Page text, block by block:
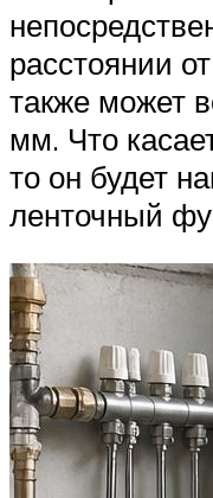
расстоянии
также может
мм. Что
то он будет
ленточный